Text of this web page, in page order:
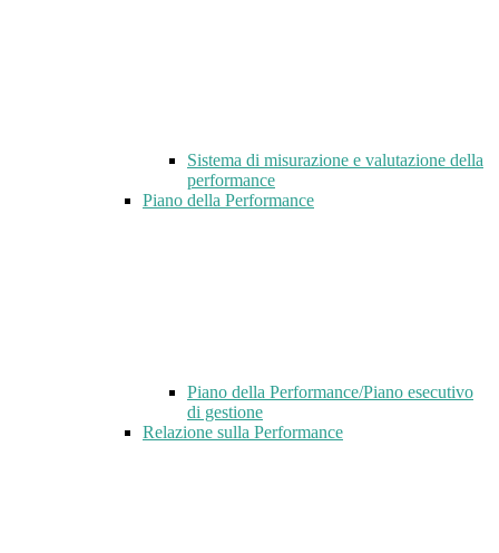
Sistema di misurazione e valutazione della
performance
Piano della Performance
Piano della Performance/Piano esecutivo
di gestione
Relazione sulla Performance